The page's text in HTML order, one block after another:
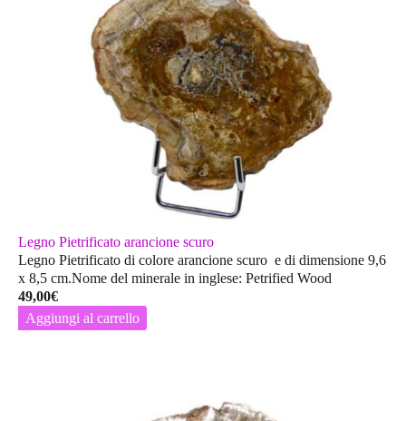
Legno Pietrificato arancione scuro
Legno Pietrificato di colore arancione scuro e di dimensione 9,6
x 8,5 cm.Nome del minerale in inglese: Petrified Wood
49,00€
Aggiungi al carrello